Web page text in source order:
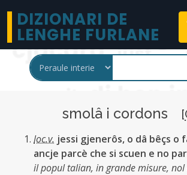
DIZIONARI DE
LENGHE FURLANE
smolâ i cordons [
loc.v. jessi gjenerôs, o dâ bêçs o
ancje parcè che si scuen e no
il popul talian, in grande misure, nol